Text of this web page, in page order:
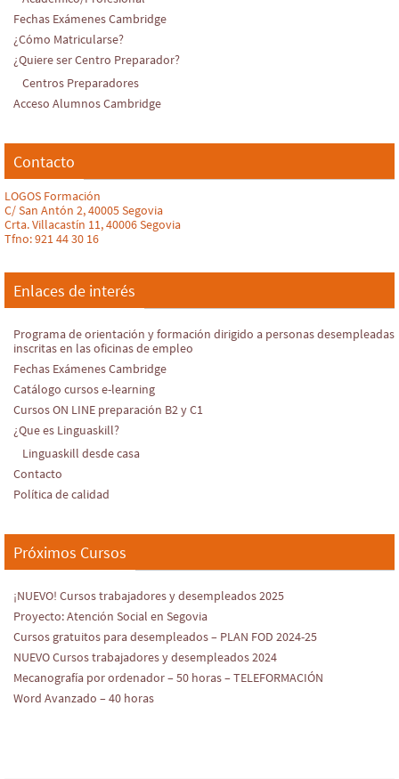
Fechas Exámenes Cambridge
¿Cómo Matricularse?
¿Quiere ser Centro Preparador?
Centros Preparadores
Acceso Alumnos Cambridge
Contacto
LOGOS Formación
C/ San Antón 2, 40005 Segovia
Crta. Villacastín 11, 40006 Segovia
Tfno: 921 44 30 16
Enlaces de interés
Programa de orientación y formación dirigido a personas desempleadas
inscritas en las oficinas de empleo
Fechas Exámenes Cambridge
Catálogo cursos e-learning
Cursos ON LINE preparación B2 y C1
¿Que es Linguaskill?
Linguaskill desde casa
Contacto
Política de calidad
Próximos Cursos
¡NUEVO! Cursos trabajadores y desempleados 2025
Proyecto: Atención Social en Segovia
Cursos gratuitos para desempleados – PLAN FOD 2024-25
NUEVO Cursos trabajadores y desempleados 2024
Mecanografía por ordenador – 50 horas – TELEFORMACIÓN
Word Avanzado – 40 horas